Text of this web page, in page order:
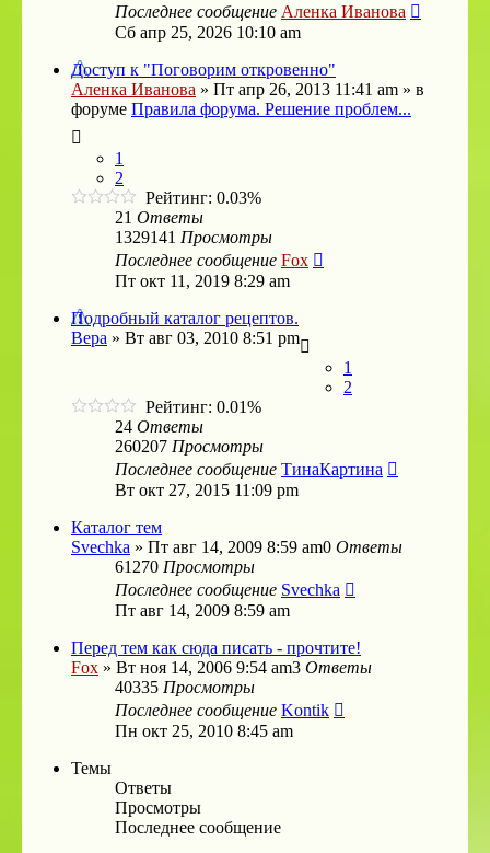
Последнее сообщение Аленка Иванова
Сб апр 25, 2026 10:10 am
Доступ к "Поговорим откровенно"
Аленка Иванова » Пт апр 26, 2013 11:41 am » в
форуме Правила форума. Решение проблем...
1
2
Рейтинг: 0.03%
21 Ответы
1329141 Просмотры
Последнее сообщение Fox
Пт окт 11, 2019 8:29 am
Подробный каталог рецептов.
Bepa » Вт авг 03, 2010 8:51 pm
1
2
Рейтинг: 0.01%
24 Ответы
260207 Просмотры
Последнее сообщение ТинаКартина
Вт окт 27, 2015 11:09 pm
Каталог тем
Svechka » Пт авг 14, 2009 8:59 am0 Ответы
61270 Просмотры
Последнее сообщение Svechka
Пт авг 14, 2009 8:59 am
Перед тем как сюда писать - прочтите!
Fox » Вт ноя 14, 2006 9:54 am3 Ответы
40335 Просмотры
Последнее сообщение Kontik
Пн окт 25, 2010 8:45 am
Темы
Ответы
Просмотры
Последнее сообщение